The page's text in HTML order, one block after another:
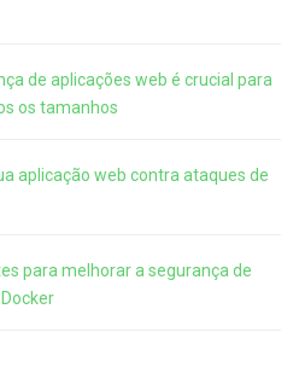
de aplicações web é crucial para
os tamanhos
aplicação web contra ataques de
para melhorar a segurança de